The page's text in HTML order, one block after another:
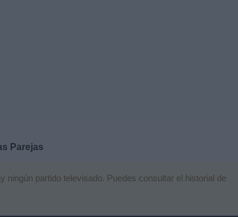
Parejas
ningún partido televisado. Puedes consultar el historial de